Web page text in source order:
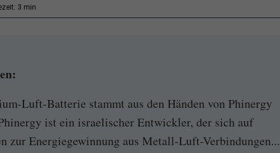
3 min
Luft-Batterie stammt aus den Händen von Phinergy
ist ein israelischer Entwickler, der sich auf
zur Energiegewinnung aus Metall-Luft-Verbindungen...